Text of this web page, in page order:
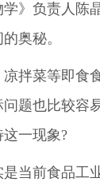
》负责人陈
奥秘。
菜等即食
题也比较容
一现象?
当前食品工